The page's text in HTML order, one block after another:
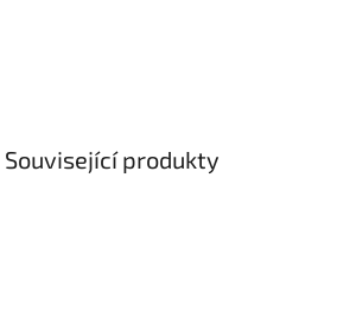
Související produkty